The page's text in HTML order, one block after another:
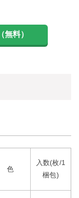
色
入数(枚/1
梱包)